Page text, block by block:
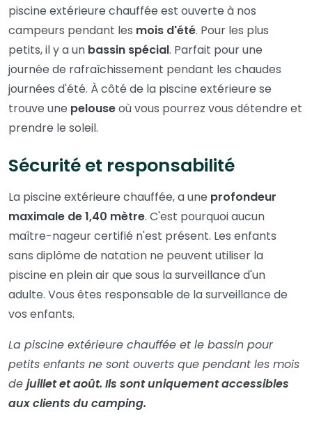
piscine extérieure chauffée est ouverte à nos
campeurs pendant les mois d'été. Pour les plus
petits, il y a un bassin spécial. Parfait pour une
journée de rafraîchissement pendant les chaudes
journées d'été. À côté de la piscine extérieure se
trouve une pelouseoù vous pourrez vous détendre et
prendre le soleil.
Sécurité et responsabilité
La piscine extérieure chauffée, a une profondeur
maximale de 1,40 mètre. C'est pourquoi aucun
maître-nageur certifié n'est présent. Les enfants
sans diplôme de natation ne peuvent utiliser la
piscine en plein air que sous la surveillance d'un
adulte. Vous êtes responsable de la surveillance de
vos enfants.
La piscine extérieure chauffée et le bassin pour
petits enfants ne sont ouverts que pendant les mois
de juillet et août. Ils sont uniquement accessibles
aux clients du camping.